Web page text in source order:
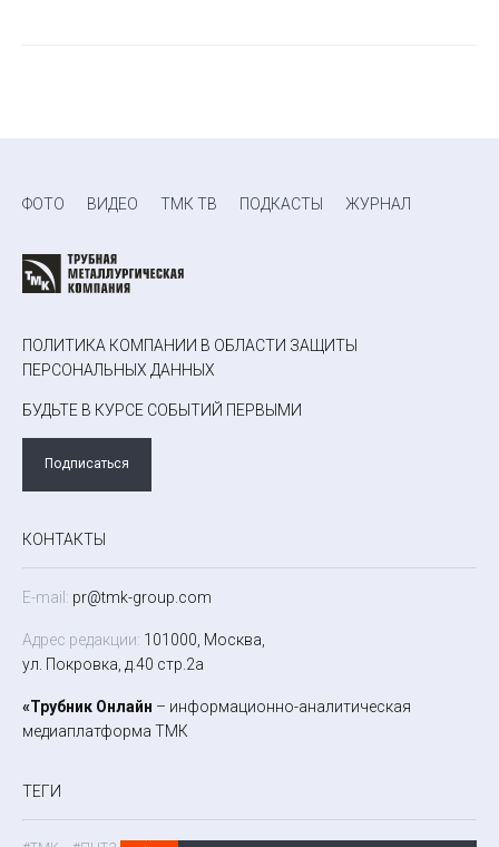
ФОТО ВИДЕО ТМК ТВ ПОДКАСТЫ ЖУРНАЛ
ПОЛИТИКА КОМПАНИИ В ОБЛАСТИ ЗАЩИТЫ
ПЕРСОНАЛЬНЫХ ДАННЫХ
БУДЬТЕ В КУРСЕ СОБЫТИЙ ПЕРВЫМИ
Подписаться
КОНТАКТЫ
E-mail: pr@tmk-group.com
Адрес редакции: 101000, Москва,
ул. Покровка, д.40 стр.2а
«Трубник Онлайн – информационно-аналитическая
медиаплатформа ТМК
ТЕГИ